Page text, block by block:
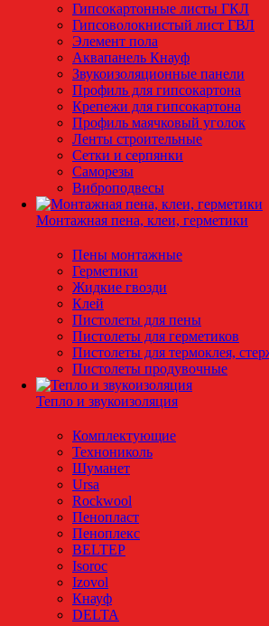
Гипсокартонные листы ГКЛ
Гипсоволокнистый лист ГВЛ
Элемент пола
Аквапанель Кнауф
Звукоизоляционные панели
Профиль для гипсокартона
Крепежи для гипсокартона
Профиль маячковый уголок
Ленты строительные
Сетки и серпянки
Саморезы
Виброподвесы
Монтажная пена, клеи, герметики
Пены монтажные
Герметики
Жидкие гвозди
Клей
Пистолеты для пены
Пистолеты для герметиков
Пистолеты для термоклея,
Пистолеты продувочные
Тепло и звукоизоляция
Комплектующие
Технониколь
Шуманет
Ursa
Rockwool
Пенопласт
Пеноплекс
BELTEP
Isoroc
Izovol
Кнауф
DELTA